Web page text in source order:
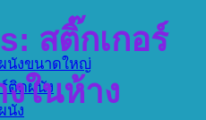
นังขนาดใหญ่
ติดผนัง
นัง
สติ๊กเกอร์
ในห้าง